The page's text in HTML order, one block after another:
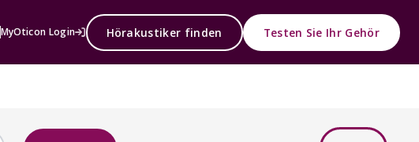
MyOticon Login Hörakustiker finden Testen Sie Ihr Gehör